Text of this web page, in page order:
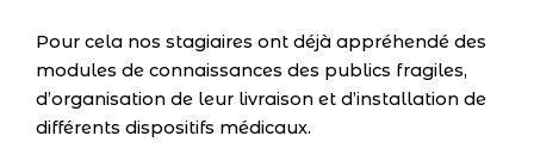
Pour cela nos stagiaires ont déjà appréhendé des
modules de connaissances des publics fragiles,
d’organisation de leur livraison et d’installation de
différents dispositifs médicaux.